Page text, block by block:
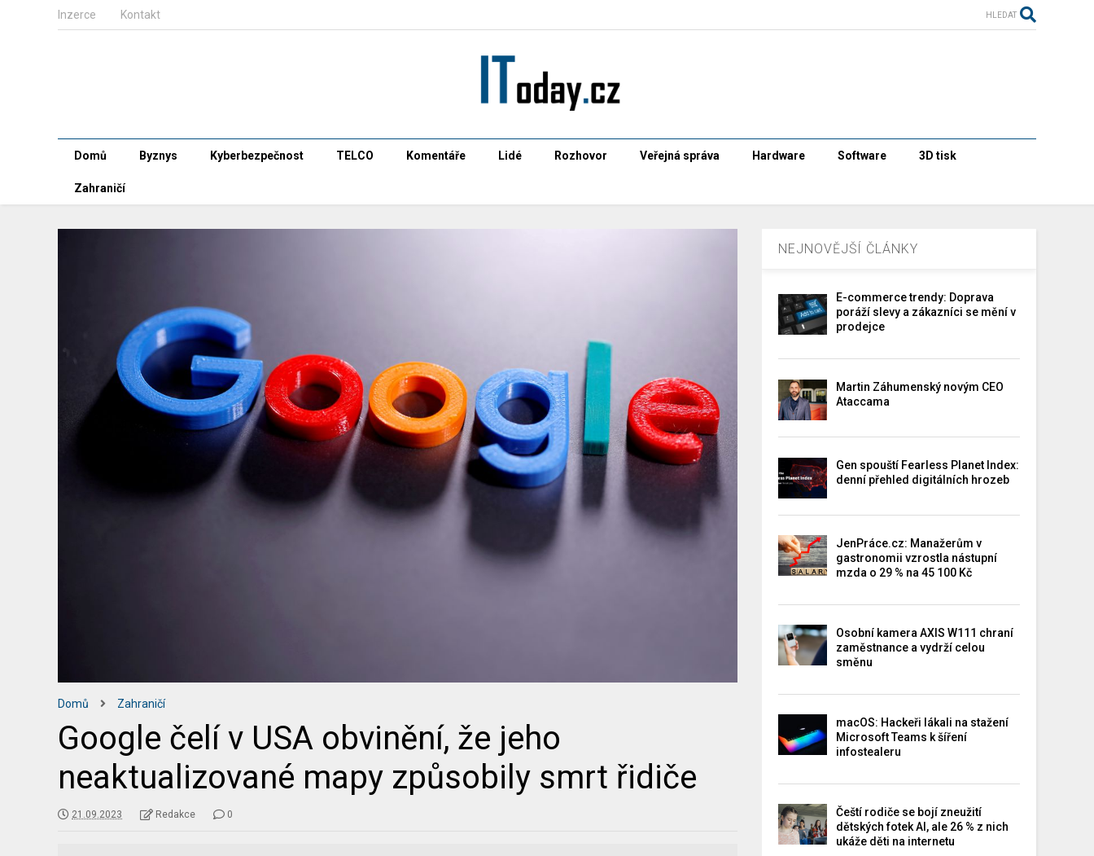
Inzerce Kontakt HLEDAT
Domů Byznys Kyberbezpečnost TELCO Komentáře Lidé Rozhovor Veřejná správa Hardware Software 3D tisk
Zahraničí
Domů Zahraničí
Google čelí v USA obvinění, že jeho
neaktualizované mapy způsobily smrt řidiče
21.09.2023 Redakce 0
NEJNOVĚJŠÍ ČLÁNKY
E-commerce trendy: Doprava
poráží slevy a zákazníci se mění v
prodejce
Martin Záhumenský novým CEO
Ataccama
Gen spouští Fearless Planet Index:
denní přehled digitálních hrozeb
JenPráce.cz: Manažerům v
gastronomii vzrostla nástupní
mzda o 29 % na 45 100 Kč
Osobní kamera AXIS W111 chraní
zaměstnance a vydrží celou
směnu
macOS: Hackeři lákali na stažení
Microsoft Teams k šíření
infostealeru
Čeští rodiče se bojí zneužití
dětských fotek AI, ale 26 % z nich
ukáže děti na internetu